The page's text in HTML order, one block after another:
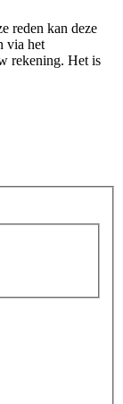
reden kan deze
via het
rekening. Het is